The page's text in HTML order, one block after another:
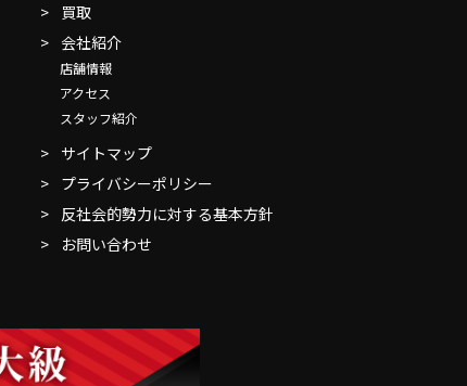
買取
会社紹介
店舗情報
アクセス
スタッフ紹介
サイトマップ
プライバシーポリシー
反社会的勢力に対する基本方針
お問い合わせ